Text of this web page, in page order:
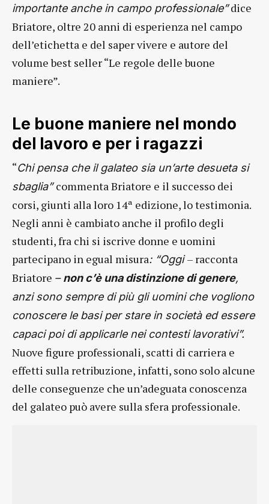
importante anche in campo professionale”dice
Briatore, oltre 20 anni di esperienza nel campo
dell’etichetta e del saper vivere e autore del
volume best seller “Le regole delle buone
maniere”.
Le buone maniere nel mondo
del lavoro e per i ragazzi
“Chi pensa che il galateo sia un’arte desueta si
sbaglia”commenta Briatore e il successo dei
corsi, giunti alla loro 14ª edizione, lo testimonia.
Negli anni è cambiato anche il profilo degli
studenti, fra chi si iscrive donne e uomini
partecipano in egual misura: “Oggi– racconta
Briatore –non c’è una distinzione di genere,
anzi sono sempre di più gli uomini che vogliono
conoscere le basi per stare in società ed essere
capaci poi di applicarle nei contesti lavorativi”.
Nuove figure professionali, scatti di carriera e
effetti sulla retribuzione, infatti, sono solo alcune
delle conseguenze che un’adeguata conoscenza
del galateo può avere sulla sfera professionale.